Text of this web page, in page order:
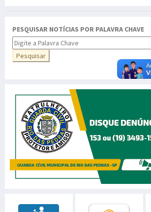
PESQUISAR NOTÍCIAS POR PALAVRA CHAVE